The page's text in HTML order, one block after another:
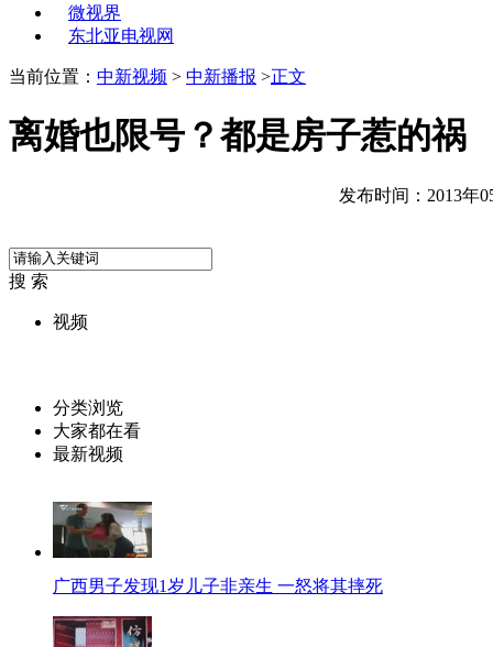
微视界
东北亚电视网
当前位置： 中新视频 > 中新播报 >正文
离婚也限号？都是房子惹的祸
发布时间：2013年
搜 索
视频
分类浏览
大家都在看
最新视频
广西男子发现1岁儿子非亲生 一怒将其摔死